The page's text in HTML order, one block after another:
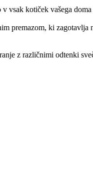
vsak kotiček vašega
premazom, ki
z različnimi odtenki